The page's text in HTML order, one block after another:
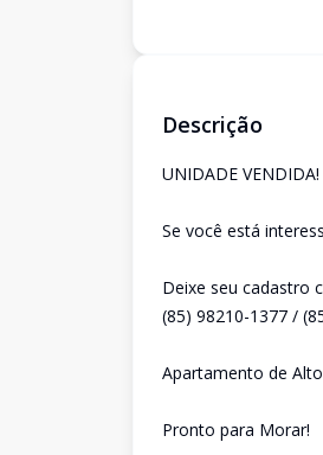
Descrição
UNIDADE VENDIDA!
Se você está
Deixe seu cadastro
(85) 98210-1377 /
Apartamento de
Pronto para Morar!